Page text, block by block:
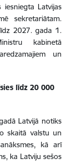
Latvijas
sekretariātam.
2027. gada 1.
kabinetā
un
līdz 20 000
Latvijā notiks
skaitā valstu un
kā arī
ka Latviju sešos